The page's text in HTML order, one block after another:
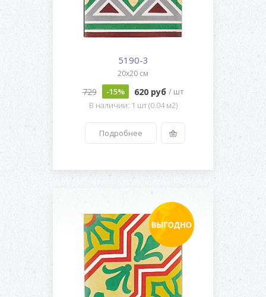
5190-3
20x20 см
729 -15% 620 руб / шт
В наличии: 1 шт (0.04 м2)
Подробнее